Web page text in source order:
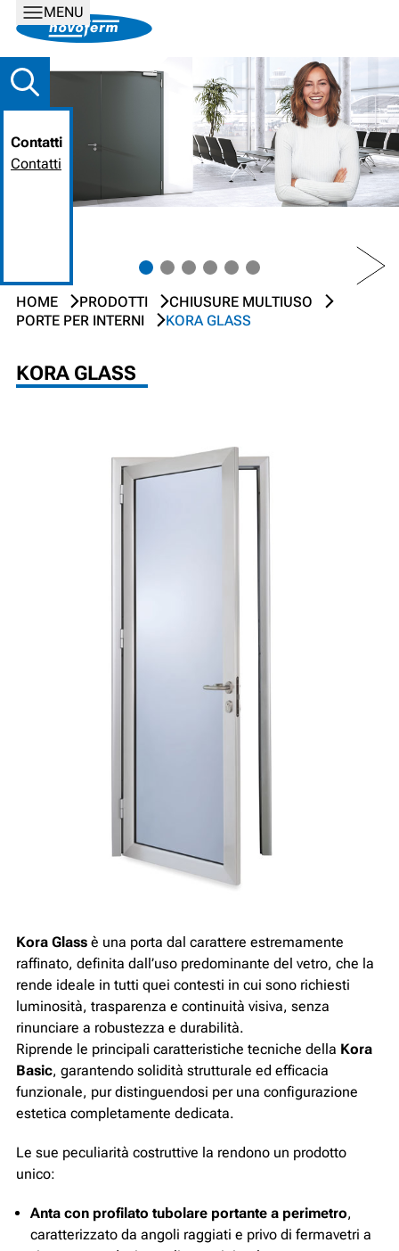
MENU
Contatti
Contatti
NEXT
HOME PRODOTTI
CHIUSURE MULTIUSO
PORTE PER INTERNI
KORA GLASS
KORA GLASS
Kora Glass è una porta dal carattere estremamente
raffinato, definita dall’uso predominante del vetro, che la
rende ideale in tutti quei contesti in cui sono richiesti
luminosità, trasparenza e continuità visiva, senza
rinunciare a robustezza e durabilità.
Riprende le principali caratteristiche tecniche della Kora
Basic, garantendo solidità strutturale ed efficacia
funzionale, pur distinguendosi per una configurazione
estetica completamente dedicata.
Le sue peculiarità costruttive la rendono un prodotto
unico:
Anta con profilato tubolare portante a perimetro,
caratterizzato da angoli raggiati e privo di fermavetri a